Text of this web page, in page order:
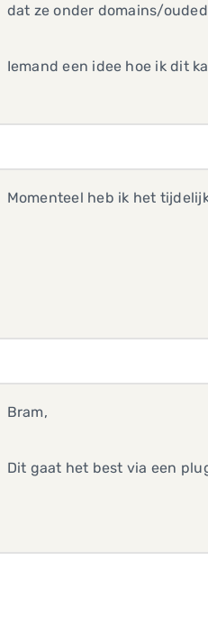
dat ze onder domains/
Iemand een idee hoe ik dit
Momenteel heb ik het
Bram,
Dit gaat het best via een